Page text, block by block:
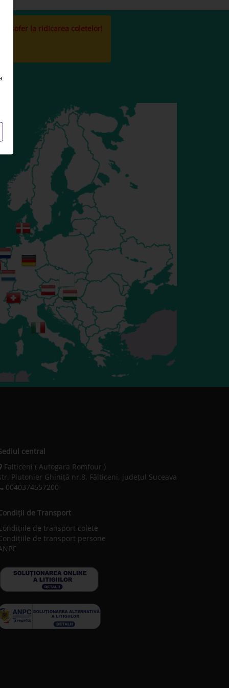
sofer la ridicarea coletelor!
central
Falticeni ( Autogara Romfour )
Plutonier Ghiniţă nr.8, Fălticeni, judeţul Suceava
0040374557200
de Transport
de transport colete
de transport persone